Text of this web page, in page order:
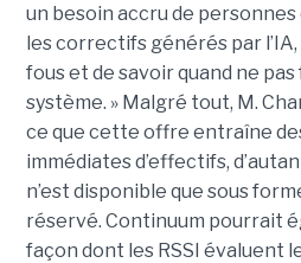
un besoin accru de
les correctifs générés par
fous et de savoir quand ne
système. » Malgré tout, M.
ce que cette offre entraîne
immédiates d’effectifs,
n’est disponible que sous
réservé. Continuum pourrait
façon dont les RSSI évaluent